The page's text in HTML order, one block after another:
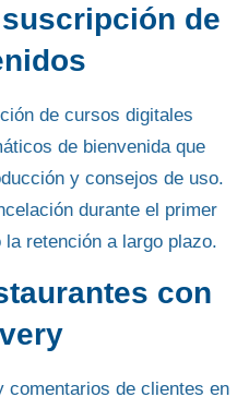
de
de cursos digitales
de bienvenida que
y consejos de uso.
durante el primer
retención a largo plazo.
con
de clientes en